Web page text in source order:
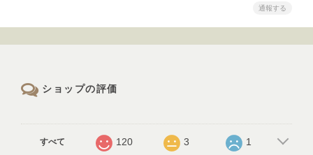
通報する
ショップの評価
すべて 120 3 1